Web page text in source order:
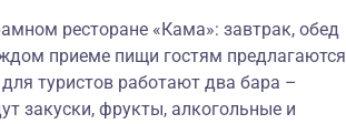
ресторане «Кама»: завтрак, обед
приеме пищи гостям предлагаются
туристов работают два бара –
закуски, фрукты, алкогольные и